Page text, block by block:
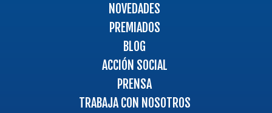
NOVEDADES
PREMIADOS
BLOG
ACCIÓN SOCIAL
PRENSA
TRABAJA CON NOSOTROS